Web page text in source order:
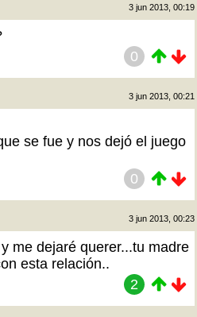
3 jun 2013, 00:19
0
3 jun 2013, 00:21
se fue y nos dejó el juego
0
3 jun 2013, 00:23
y me dejaré querer...tu madre
esta relación..
2